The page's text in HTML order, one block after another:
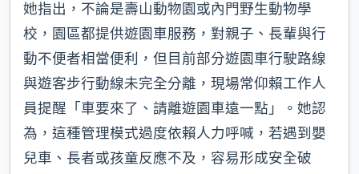
她指出，不論是壽山動物園或內門野生動物學
校，園區都提供遊園車服務，對親子、長輩與行
動不便者相當便利，但目前部分遊園車行駛路線
與遊客步行動線未完全分離，現場常仰賴工作人
員提醒「車要來了、請離遊園車遠一點」。她認
為，這種管理模式過度依賴人力呼喊，若遇到嬰
兒車、長者或孩童反應不及，容易形成安全破